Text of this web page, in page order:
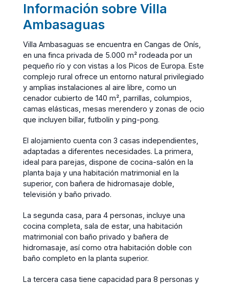
Información sobre Villa
Ambasaguas
Villa Ambasaguas se encuentra en Cangas de Onís,
en una finca privada de 5.000 m² rodeada por un
pequeño río y con vistas a los Picos de Europa. Este
complejo rural ofrece un entorno natural privilegiado
y amplias instalaciones al aire libre, como un
cenador cubierto de 140 m², parrillas, columpios,
camas elásticas, mesas merendero y zonas de ocio
que incluyen billar, futbolín y ping-pong.
El alojamiento cuenta con 3 casas independientes,
adaptadas a diferentes necesidades. La primera,
ideal para parejas, dispone de cocina-salón en la
planta baja y una habitación matrimonial en la
superior, con bañera de hidromasaje doble,
televisión y baño privado.
La segunda casa, para 4 personas, incluye una
cocina completa, sala de estar, una habitación
matrimonial con baño privado y bañera de
hidromasaje, así como otra habitación doble con
baño completo en la planta superior.
La tercera casa tiene capacidad para 8 personas y